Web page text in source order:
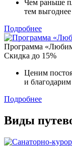
Чем раньше
тем
Подробнее
Программа
Скидка до 15%
Ценим
и
Подробнее
Виды